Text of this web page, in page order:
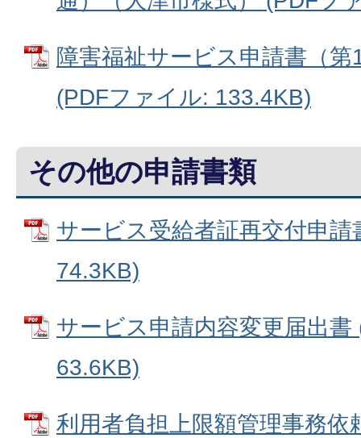
障害福祉サービス申請書（
(PDFファイル: 133.4KB)
その他の申請書類
サービス受給者証再交付申
74.3KB)
サービス申請内容変更届出
63.6KB)
利用者負担上限額管理事務依